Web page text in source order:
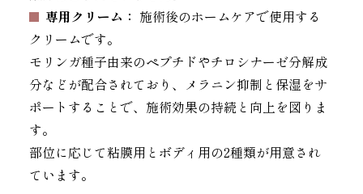
専用クリーム： 施術後のホームケアで使用する
クリームです。
モリンガ種子由来のペプチドやチロシナーゼ分解成
分などが配合されており、メラニン抑制と保湿をサ
ポートすることで、施術効果の持続と向上を図りま
す。
部位に応じて粘膜用とボディ用の2種類が用意され
ています。